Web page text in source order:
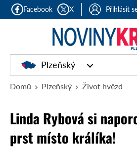
Facebook X Přihlásit
Plzeňský
Domů Plzeňský Život hvězd
Linda Rybová si
prst místo králíka!